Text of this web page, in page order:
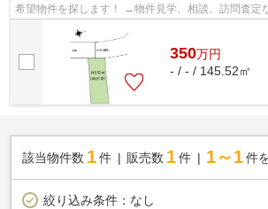
希望物件を探します！ →物件見学、相談、
350万円
- / - / 145.52㎡
該当物件数 1件 販売数 1 件 1～1 件
絞り込み条件： なし